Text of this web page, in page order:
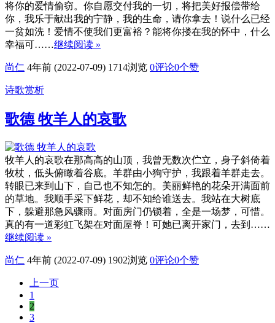
将你的爱情偷窃。你自愿交付我的一切，将把美好报偿带给
你，我乐于献出我的宁静，我的生命，请你拿去！说什么已经
一贫如洗！爱情不使我们更富裕？能将你搂在我的怀中，什么
幸福可……继续阅读 »
尚仁 4年前 (2022-07-09) 1714浏览 0评论0个赞
诗歌赏析
歌德 牧羊人的哀歌
牧羊人的哀歌在那高高的山顶，我曾无数次伫立，身子斜倚着
牧杖，低头俯瞰着谷底。羊群由小狗守护，我跟着羊群走去。
转眼已来到山下，自己也不知怎的。美丽鲜艳的花朵开满面前
的草地。我顺手采下鲜花，却不知给谁送去。我站在大树底
下，躲避那急风骤雨。对面房门仍锁着，全是一场梦，可惜。
真的有一道彩虹飞架在对面屋脊！可她已离开家门，去到……
继续阅读 »
尚仁 4年前 (2022-07-09) 1902浏览 0评论0个赞
上一页
1
2
3